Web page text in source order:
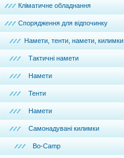
Кліматичне обладнання
Спорядження для відпочинку
Намети, тенти, намети, килимки
Тактичні намети
Намети
Тенти
Намети
Самонадувані килимки
Bo-Camp